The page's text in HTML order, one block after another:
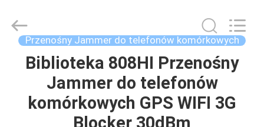
DOM
PRODUKTY
ELECTRONICS(HK)
CO.,LTD.
Przenośny Jammer do telefonów komórkowych
Biblioteka 808HI Przenośny
Jammer do telefonów
komórkowych GPS WIFI 3G
Blocker 30dBm